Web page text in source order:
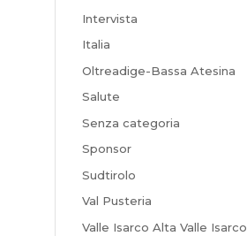
Intervista
Italia
Oltreadige-Bassa Atesina
Salute
Senza categoria
Sponsor
Sudtirolo
Val Pusteria
Valle Isarco Alta Valle Isarco